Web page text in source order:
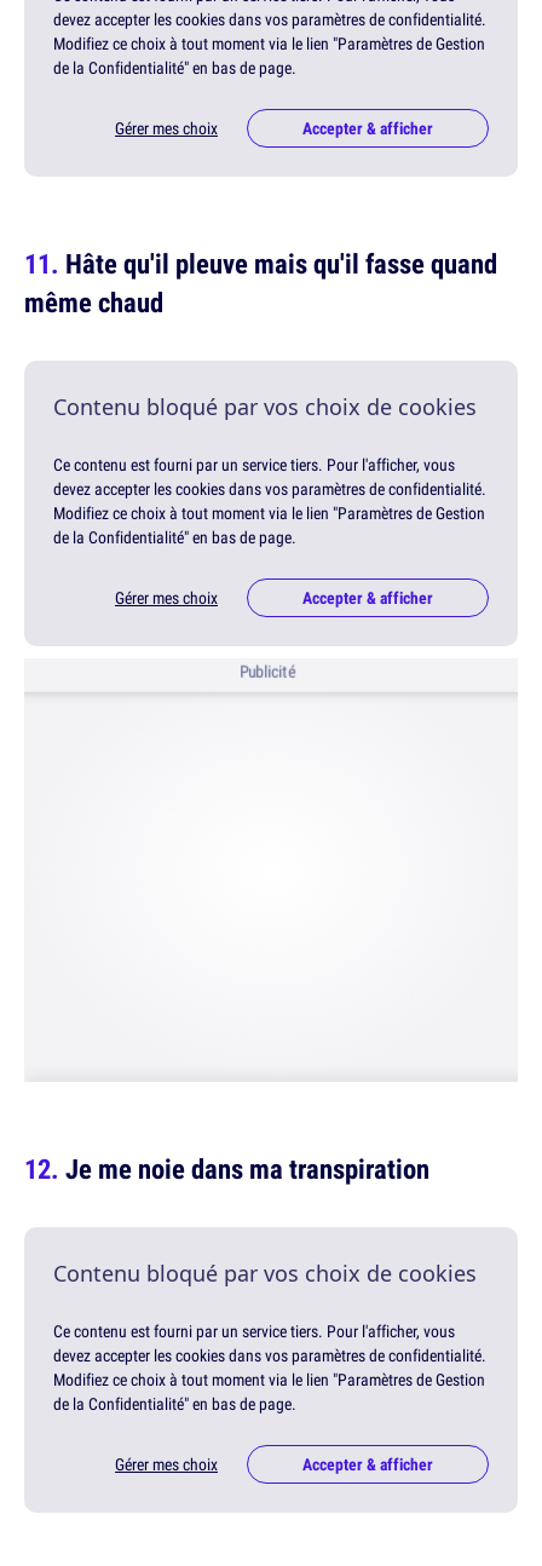
devez accepter les cookies dans vos paramètres de confidentialité.
Modifiez ce choix à tout moment via le lien "Paramètres de Gestion
de la Confidentialité" en bas de page.
Gérer mes choix Accepter & afficher
Hâte qu'il pleuve mais qu'il fasse quand
même chaud
Contenu bloqué par vos choix de cookies
Ce contenu est fourni par un service tiers. Pour l'afficher, vous
devez accepter les cookies dans vos paramètres de confidentialité.
Modifiez ce choix à tout moment via le lien "Paramètres de Gestion
de la Confidentialité" en bas de page.
Gérer mes choix Accepter & afficher
Publicité
Je me noie dans ma transpiration
Contenu bloqué par vos choix de cookies
Ce contenu est fourni par un service tiers. Pour l'afficher, vous
devez accepter les cookies dans vos paramètres de confidentialité.
Modifiez ce choix à tout moment via le lien "Paramètres de Gestion
de la Confidentialité" en bas de page.
Gérer mes choix Accepter & afficher